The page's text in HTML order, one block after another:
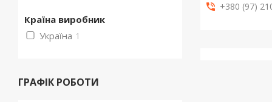
+380 (97)
Країна виробник
Україна 1
ГРАФІК РОБОТИ